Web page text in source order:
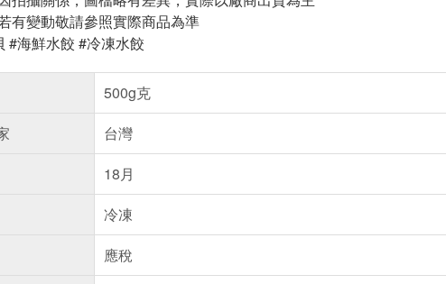
有變動敬請參照實際商品為準
#海鮮水餃 #冷凍水餃
500g克
台灣
18月
冷凍
應稅